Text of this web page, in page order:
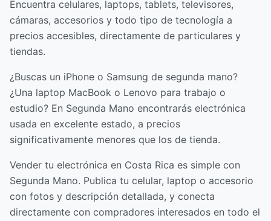
Encuentra celulares, laptops, tablets, televisores,
cámaras, accesorios y todo tipo de tecnología a
precios accesibles, directamente de particulares y
tiendas.
¿Buscas un iPhone o Samsung de segunda mano?
¿Una laptop MacBook o Lenovo para trabajo o
estudio? En Segunda Mano encontrarás electrónica
usada en excelente estado, a precios
significativamente menores que los de tienda.
Vender tu electrónica en Costa Rica es simple con
Segunda Mano. Publica tu celular, laptop o accesorio
con fotos y descripción detallada, y conecta
directamente con compradores interesados en todo el